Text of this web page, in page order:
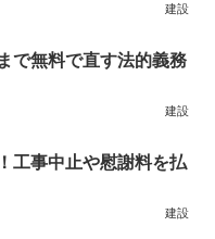
建設
で無料で直す法的義務
建設
工事中止や慰謝料を払
建設